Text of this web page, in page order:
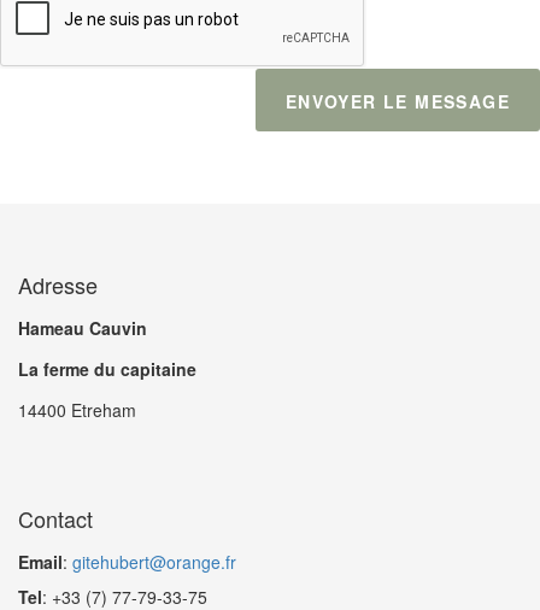
ENVOYER LE MESSAGE
Adresse
Hameau Cauvin
La ferme du capitaine
14400 Etreham
Contact
Email: gitehubert@orange.fr
Tel: +33 (7) 77-79-33-75